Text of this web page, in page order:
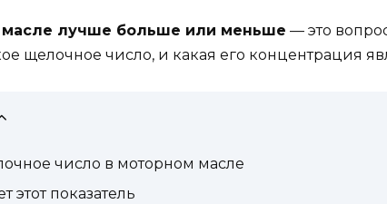
лучше больше или меньше — это
щелочное число, и какая его концентрация
число в моторном масле
этот показатель